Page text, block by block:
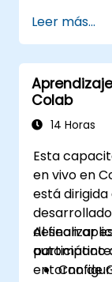
efectiva
Leer más...
Colab
14 Horas
Esta
en vivo en
está
desean
automático
entorno de
Al finalizar